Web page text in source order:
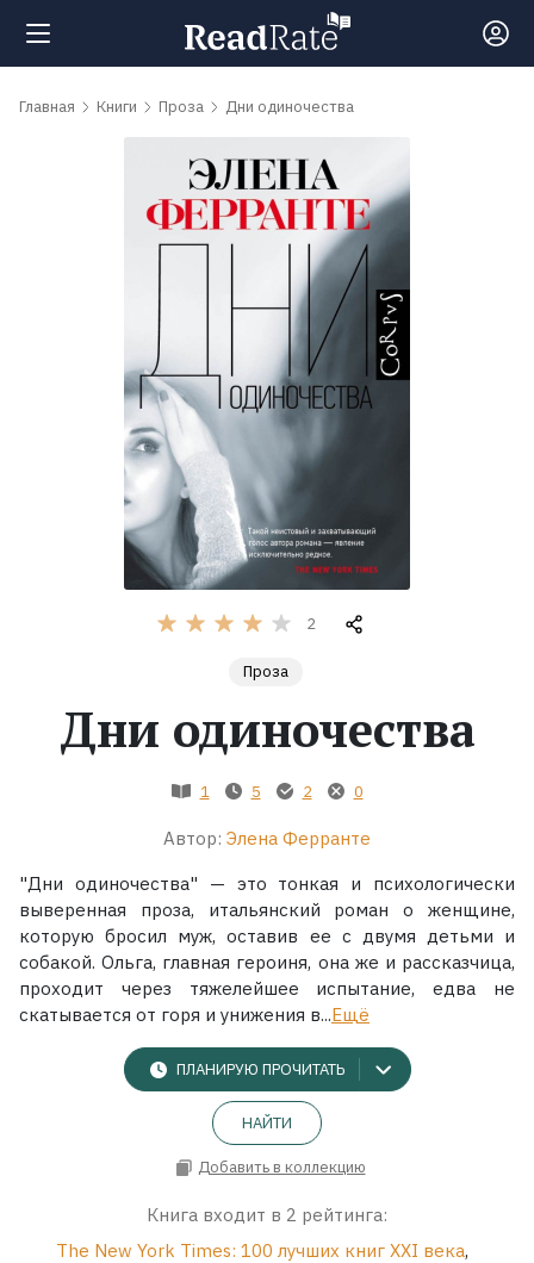
Поиск
обсуждаемые
Экранизации
Главная Книги Проза Дни одиночества
2
Проза
Дни одиночества
1 5 2 0
Автор: Элена Ферранте
"Дни одиночества" — это тонкая и психологически
выверенная проза, итальянский роман о женщине,
которую бросил муж, оставив ее с двумя детьми и
собакой. Ольга, главная героиня, она же и рассказчица,
проходит через тяжелейшее испытание, едва не
скатывается от горя и унижения в...Ещё
ПЛАНИРУЮ ПРОЧИТАТЬ
НАЙТИ
Добавить в коллекцию
Книга входит в 2 рейтинга:
The New York Times: 100 лучших книг XXI века,